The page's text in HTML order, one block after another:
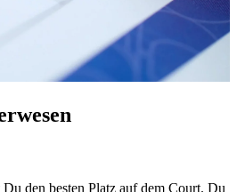
den besten Platz auf dem Court. Du